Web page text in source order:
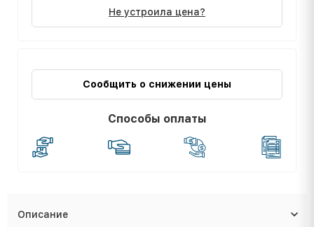
Не устроила цена?
Сообщить о снижении цены
Способы оплаты
Описание